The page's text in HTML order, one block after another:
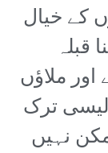
کے خیال
قبلہ
ملاؤں
ترک
نہیں